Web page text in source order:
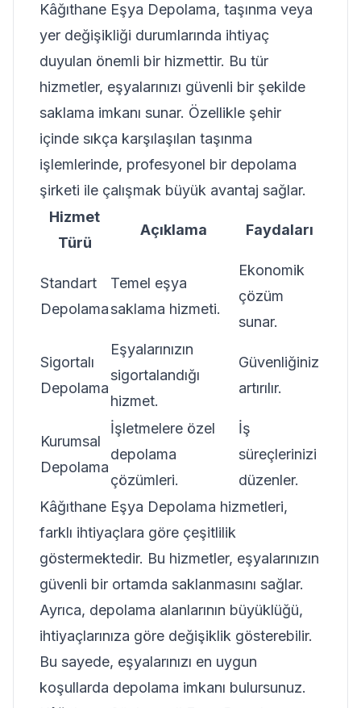
Kâğıthane Eşya Depolama, taşınma veya
yer değişikliği durumlarında ihtiyaç
duyulan önemli bir hizmettir. Bu tür
hizmetler, eşyalarınızı güvenli bir şekilde
saklama imkanı sunar. Özellikle şehir
içinde sıkça karşılaşılan taşınma
işlemlerinde, profesyonel bir depolama
şirketi ile çalışmak büyük avantaj sağlar.
Hizmet
Türü
Açıklama Faydaları
Standart
Depolama
Temel eşya
saklama hizmeti.
Ekonomik
çözüm
sunar.
Sigortalı
Depolama
Eşyalarınızın
sigortalandığı
hizmet.
Güvenliğiniz
artırılır.
Kurumsal
Depolama
İşletmelere özel
depolama
çözümleri.
İş
süreçlerinizi
düzenler.
Kâğıthane Eşya Depolama hizmetleri,
farklı ihtiyaçlara göre çeşitlilik
göstermektedir. Bu hizmetler, eşyalarınızın
güvenli bir ortamda saklanmasını sağlar.
Ayrıca, depolama alanlarının büyüklüğü,
ihtiyaçlarınıza göre değişiklik gösterebilir.
Bu sayede, eşyalarınızı en uygun
koşullarda depolama imkanı bulursunuz.